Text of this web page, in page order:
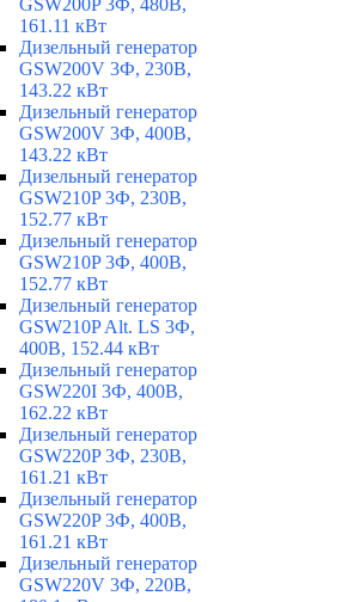
GSW200P 3Ф, 480В,
161.11 кВт
Дизельный генератор
GSW200V 3Ф, 230В,
143.22 кВт
Дизельный генератор
GSW200V 3Ф, 400В,
143.22 кВт
Дизельный генератор
GSW210P 3Ф, 230В,
152.77 кВт
Дизельный генератор
GSW210P 3Ф, 400В,
152.77 кВт
Дизельный генератор
GSW210P Alt. LS 3Ф,
400В, 152.44 кВт
Дизельный генератор
GSW220I 3Ф, 400В,
162.22 кВт
Дизельный генератор
GSW220P 3Ф, 230В,
161.21 кВт
Дизельный генератор
GSW220P 3Ф, 400В,
161.21 кВт
Дизельный генератор
GSW220V 3Ф, 220В,